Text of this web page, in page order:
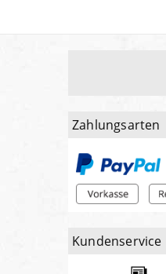
Zahlungsarten
Kundenservice